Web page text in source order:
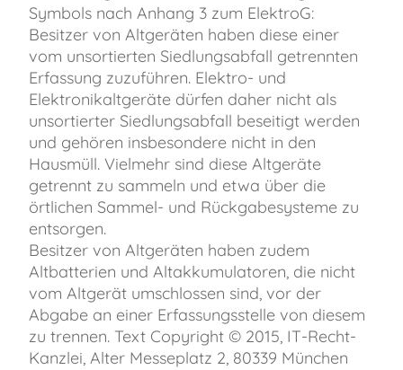
Symbols nach Anhang 3 zum ElektroG:
Besitzer von Altgeräten haben diese einer
vom unsortierten Siedlungsabfall getrennten
Erfassung zuzuführen. Elektro- und
Elektronikaltgeräte dürfen daher nicht als
unsortierter Siedlungsabfall beseitigt werden
und gehören insbesondere nicht in den
Hausmüll. Vielmehr sind diese Altgeräte
getrennt zu sammeln und etwa über die
örtlichen Sammel- und Rückgabesysteme zu
entsorgen.
Besitzer von Altgeräten haben zudem
Altbatterien und Altakkumulatoren, die nicht
vom Altgerät umschlossen sind, vor der
Abgabe an einer Erfassungsstelle von diesem
zu trennen. Text Copyright © 2015, IT-Recht-
Kanzlei, Alter Messeplatz 2, 80339 München